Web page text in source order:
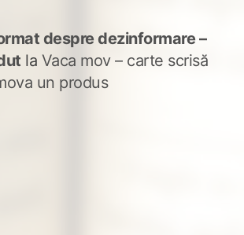
despre dezinformare –
la Vaca mov – carte scrisă
un produs